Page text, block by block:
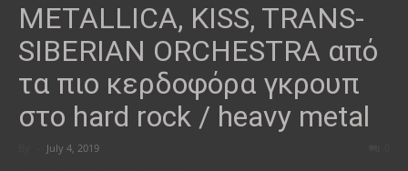
METALLICA, KISS, TRANS-
SIBERIAN ORCHESTRA από
τα πιο κερδοφόρα γκρουπ
στο hard rock / heavy metal
July 4, 2019